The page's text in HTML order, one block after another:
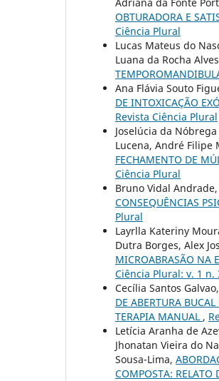
OBTURADORA E
Ciência Plural
Lucas Mateus do
Luana da Rocha
Ana Flávia Souto
DE INTOXICAÇÃO
Revista Ciência Plural
Joselúcia da
Lucena, André Filipe
FECHAMENTO DE
Ciência Plural
Bruno Vidal
CONSEQUÊNCIAS
Plural
Layrlla Kateriny
Dutra Borges, Alex
MICROABRASÃO NA
Ciência Plural: v. 1 n.
Cecília Santos
DE ABERTURA
TERAPIA MANUAL ,
Letícia Aranha de
Jhonatan Vieira do
Sousa-Lima,
COMPOSTA: RELATO